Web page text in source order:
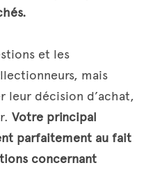
et les
mais
décision d’achat,
Votre principal
parfaitement au fait
concernant